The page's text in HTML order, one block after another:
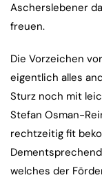
Ascherslebener
freuen.
Die Vorzeichen
eigentlich alles
Sturz noch mit
Stefan Osman-
rechtzeitig fit
welches der